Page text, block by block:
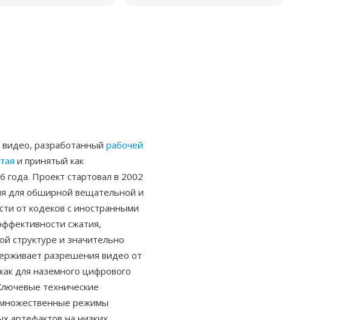
видео, разработанный рабочей
и принятый как
Проект стартовал в 2002
для обширной вещательной и
от кодеков с иностранными
сжатия,
структуре и значительно
разрешения видео от
для наземного цифрового
технические
режимы